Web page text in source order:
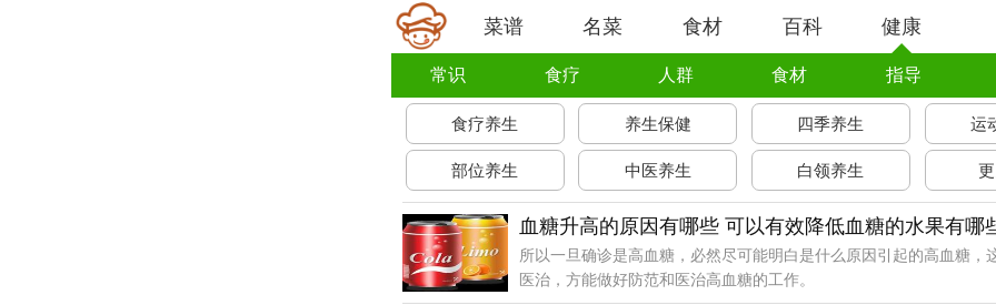
菜谱 名菜 食材 百科 健康
常识 食疗 人群 食材 指导
食疗养生 养生保健 四季养生 运
部位养生 中医养生 白领养生
血糖升高的原因有哪些 可以有效降低血糖的水果有哪
所以一旦确诊是高血糖，必然尽可能明白是什么原因引起的高血糖，
医治，方能做好防范和医治高血糖的工作。